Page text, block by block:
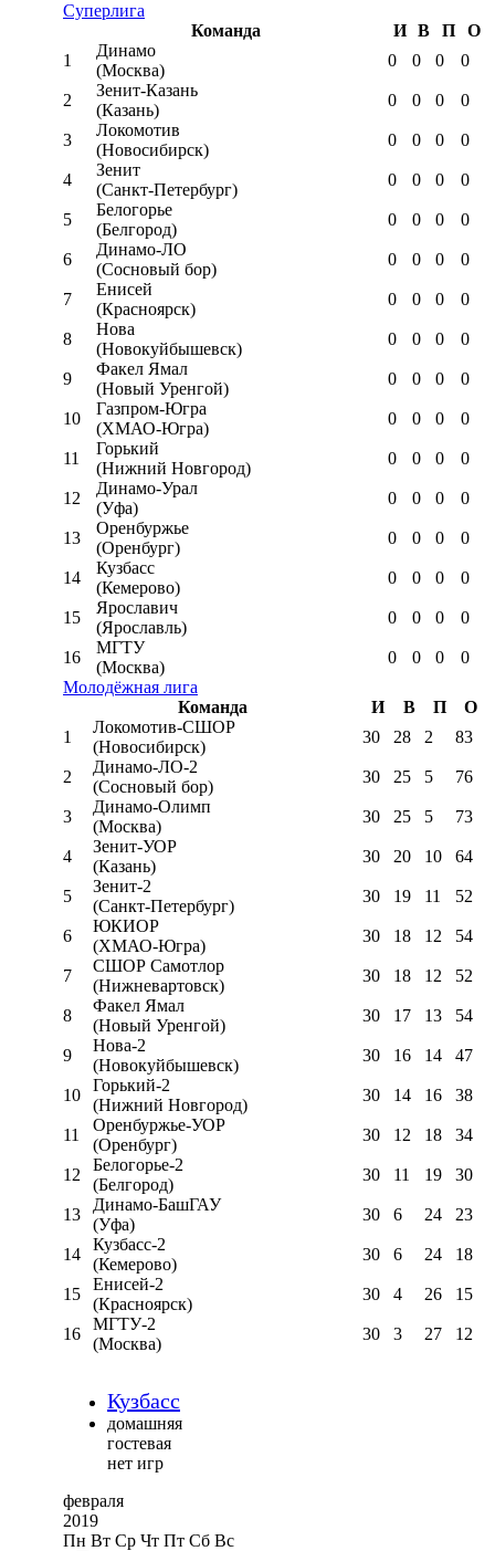
Суперлига
Команда
И В П
О
1
Динамо
(Москва)
0 0 0 0
2
Зенит-Казань
(Казань)
0 0 0 0
3
Локомотив
(Новосибирск)
0 0 0 0
4
Зенит
(Санкт-Петербург)
0 0 0 0
5
Белогорье
(Белгород)
0 0 0 0
6
Динамо-ЛО
(Сосновый бор)
0 0 0 0
7
Енисей
(Красноярск)
0 0 0 0
8
Нова
(Новокуйбышевск)
0 0 0 0
9
Факел Ямал
(Новый Уренгой)
0 0 0 0
10
Газпром-Югра
(ХМАО-Югра)
0 0 0 0
11
Горький
(Нижний Новгород)
0 0 0 0
12
Динамо-Урал
(Уфа)
0 0 0 0
13
Оренбуржье
(Оренбург)
0 0 0 0
14
Кузбасс
(Кемерово)
0 0 0 0
15
Ярославич
(Ярославль)
0 0 0 0
16
МГТУ
(Москва)
0 0 0
0
Молодёжная лига
Команда
И В П
О
1
Локомотив-CШОР
(Новосибирск)
30 28 2 83
2
Динамо-ЛО-2
(Сосновый бор)
30 25 5 76
3
Динамо-Олимп
(Москва)
30 25 5 73
4
Зенит-УОР
(Казань)
30 20 10 64
5
Зенит-2
(Санкт-Петербург)
30 19 11 52
6
ЮКИОР
(ХМАО-Югра)
30 18 12 54
7
СШОР Самотлор
(Нижневартовск)
30 18 12 52
8
Факел Ямал
(Новый Уренгой)
30 17 13 54
9
Нова-2
(Новокуйбышевск)
30 16 14 47
10
Горький-2
(Нижний Новгород)
30 14 16 38
11
Оренбуржье-УОР
(Оренбург)
30 12 18 34
12
Белогорье-2
(Белгород)
30 11 19 30
13
Динамо-БашГАУ
(Уфа)
30 6 24 23
14
Кузбасс-2
(Кемерово)
30 6 24 18
15
Енисей-2
(Красноярск)
30 4 26 15
16
МГТУ-2
(Москва)
30 3 27 12
Кузбасс
домашняя
гостевая
нет игр
февраля
2019
Пн Вт Ср Чт Пт Сб Вс